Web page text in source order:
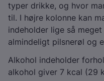
typer drikke, og hvor
til. I højre kolonne kan
indeholder lige så
almindeligt pilsnerøl og
Alkohol indeholder
alkohol giver 7 kcal (29